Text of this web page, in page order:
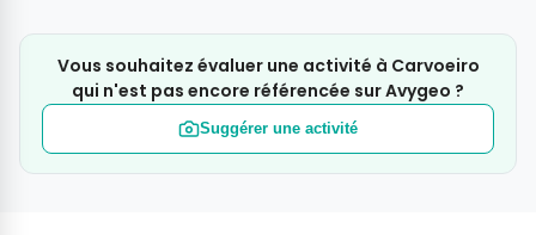
Vous souhaitez évaluer une activité à Carvoeiro
qui n'est pas encore référencée sur Avygeo ?
Suggérer une activité